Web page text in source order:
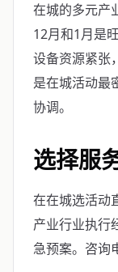
在城的多元
12月和1月是
设备资源紧张
是在城活动最
协调。
选择服
在在城选活动
产业行业执行
急预案。咨询